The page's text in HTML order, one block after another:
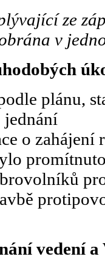
ze
v
plánu,
jednání
o zahájení
vedení